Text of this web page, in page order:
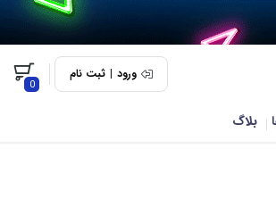
ورود | ثبت نام
0
بلاگ